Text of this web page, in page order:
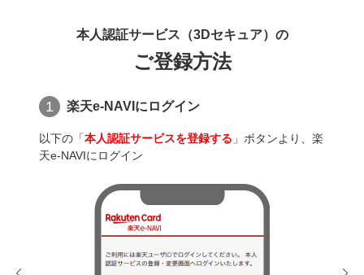
本人認証サービス（3Dセキュア）の
ご登録方法
1 楽天e-NAVIにログイン
以下の「本人認証サービスを登録する 」ボタンより、楽
天e-NAVIにログイン